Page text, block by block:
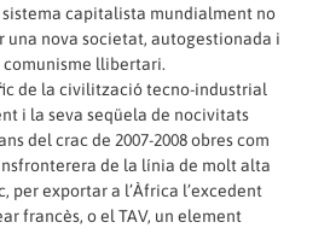
sistema capitalista mundialment no
una nova societat, autogestionada i
llibertari.
de la civilització tecno-industrial
i la seva seqüela de nocivitats
del crac de 2007-2008 obres com
de la línia de molt alta
per exportar a l’Àfrica l’excedent
francès, o el TAV, un element